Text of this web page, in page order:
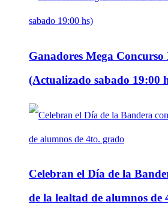
Ganadores Mega
(Actualizado sabado 19:00
Celebran el Día de la
de la lealtad de alumnos de